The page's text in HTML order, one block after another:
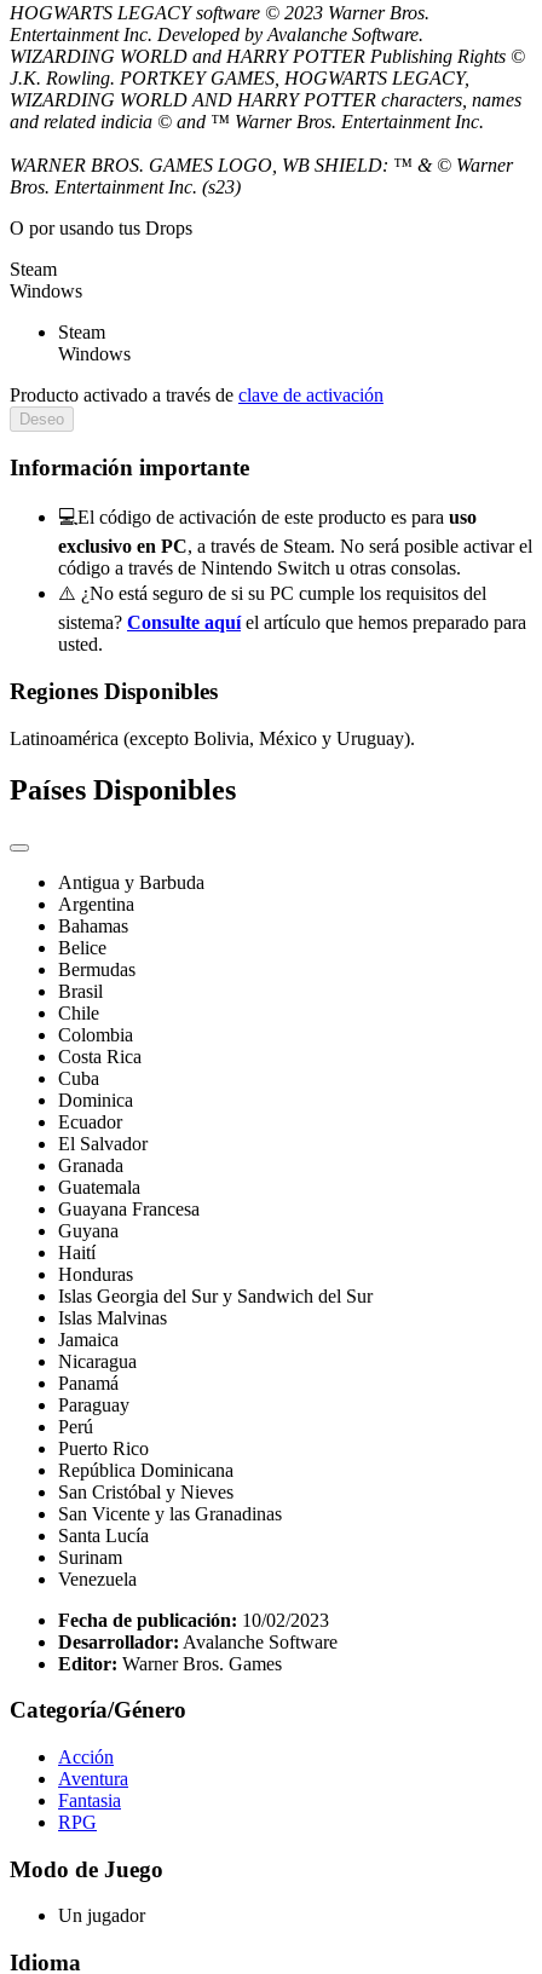
HOGWARTS LEGACY software © 2023 Warner Bros.
Entertainment Inc. Developed by Avalanche Software.
WIZARDING WORLD and HARRY POTTER Publishing Rights ©
J.K. Rowling. PORTKEY GAMES, HOGWARTS LEGACY,
WIZARDING WORLD AND HARRY POTTER characters, names
and related indicia © and ™ Warner Bros. Entertainment Inc.
WARNER BROS. GAMES LOGO, WB SHIELD: ™ & © Warner
Bros. Entertainment Inc. (s23)
O porusando tus Drops
Steam
Windows
Steam
Windows
Producto activado a través de clave de activación
Deseo
Información importante
💻El código de activación de este producto es para uso
exclusivo en PC, a través de Steam. No será posible activar el
código a través de Nintendo Switch u otras consolas.
⚠️ ¿No está seguro de si su PC cumple los requisitos del
sistema? Consulte aquíel artículo que hemos preparado para
usted.
Regiones Disponibles
Latinoamérica (excepto Bolivia, México y Uruguay).
Países Disponibles
Antigua y Barbuda
Argentina
Bahamas
Belice
Bermudas
Brasil
Chile
Colombia
Costa Rica
Cuba
Dominica
Ecuador
El Salvador
Granada
Guatemala
Guayana Francesa
Guyana
Haití
Honduras
Islas Georgia del Sur y Sandwich del Sur
Islas Malvinas
Jamaica
Nicaragua
Panamá
Paraguay
Perú
Puerto Rico
República Dominicana
San Cristóbal y Nieves
San Vicente y las Granadinas
Santa Lucía
Surinam
Venezuela
Fecha de publicación: 10/02/2023
Desarrollador: Avalanche Software
Editor: Warner Bros. Games
Categoría/Género
Acción
Aventura
Fantasia
RPG
Modo de Juego
Un jugador
Idioma